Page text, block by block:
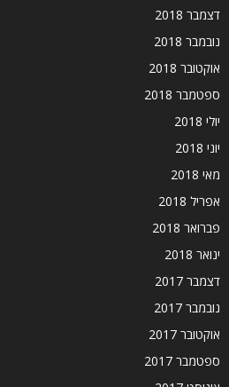
דצמבר 2018
נובמבר 2018
אוקטובר 2018
ספטמבר 2018
יולי 2018
יוני 2018
מאי 2018
אפריל 2018
פברואר 2018
ינואר 2018
דצמבר 2017
נובמבר 2017
אוקטובר 2017
ספטמבר 2017